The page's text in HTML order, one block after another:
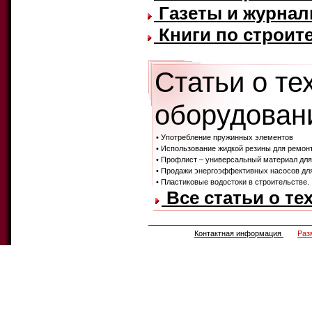
Газеты и
Книги по
Статьи о
• Употребление пружинных элементов
• Использование жидкой резины для
• Профлист – универсальный материал
• Продажи энергоэффективных насосов
• Пластиковые водостоки в строительстве.
Все статьи о
Контактная информация